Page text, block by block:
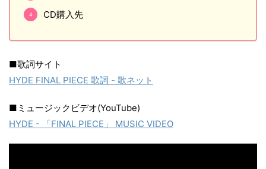
CD購入先
■歌詞サイト
HYDE FINAL PIECE 歌詞 - 歌ネット
■ミュージックビデオ(YouTube)
HYDE - 「FINAL PIECE」 MUSIC VIDEO